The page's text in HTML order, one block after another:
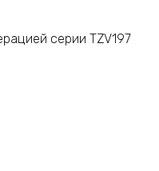
серии TZV197